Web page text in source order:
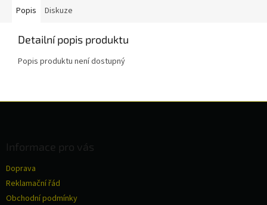
Popis Diskuze
Detailní popis produktu
Popis produktu není dostupný
Informace pro vás
Doprava
Reklamační řád
Obchodní podmínky